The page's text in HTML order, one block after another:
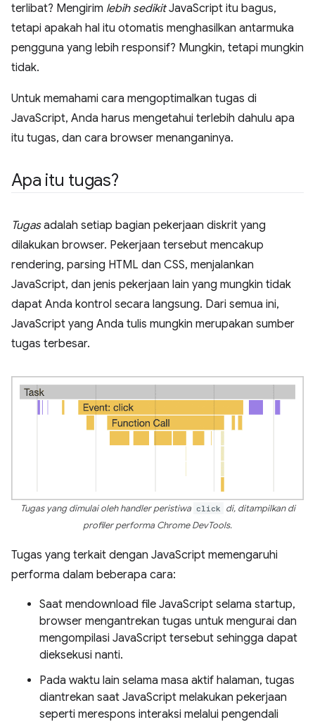
terlibat? Mengirim lebih sedikitJavaScript itu bagus,
tetapi apakah hal itu otomatis menghasilkan antarmuka
pengguna yang lebih responsif? Mungkin, tetapi mungkin
tidak.
Untuk memahami cara mengoptimalkan tugas di
JavaScript, Anda harus mengetahui terlebih dahulu apa
itu tugas, dan cara browser menanganinya.
Apa itu tugas?
Tugasadalah setiap bagian pekerjaan diskrit yang
dilakukan browser. Pekerjaan tersebut mencakup
rendering, parsing HTML dan CSS, menjalankan
JavaScript, dan jenis pekerjaan lain yang mungkin tidak
dapat Anda kontrol secara langsung. Dari semua ini,
JavaScript yang Anda tulis mungkin merupakan sumber
tugas terbesar.
Tugas yang dimulai oleh handler peristiwa click di, ditampilkan di
profiler performa Chrome DevTools.
Tugas yang terkait dengan JavaScript memengaruhi
performa dalam beberapa cara:
Saat mendownload file JavaScript selama startup,
browser mengantrekan tugas untuk mengurai dan
mengompilasi JavaScript tersebut sehingga dapat
dieksekusi nanti.
Pada waktu lain selama masa aktif halaman, tugas
diantrekan saat JavaScript melakukan pekerjaan
seperti merespons interaksi melalui pengendali